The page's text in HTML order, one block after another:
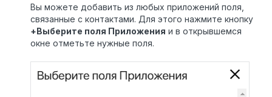
Вы можете добавить из любых приложений поля,
связанные с контактами. Для этого нажмите кнопку
+Выберите поля Приложения и в открывшемся
окне отметьте нужные поля.